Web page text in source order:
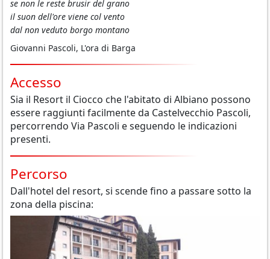
se non le reste brusir del grano
il suon dell'ore viene col vento
dal non veduto borgo montano
Giovanni Pascoli, L'ora di Barga
Accesso
Sia il Resort il Ciocco che l'abitato di Albiano possono
essere raggiunti facilmente da Castelvecchio Pascoli,
percorrendo Via Pascoli e seguendo le indicazioni
presenti.
Percorso
Dall'hotel del resort, si scende fino a passare sotto la
zona della piscina: